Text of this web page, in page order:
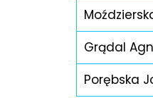
Grądal
Porębska